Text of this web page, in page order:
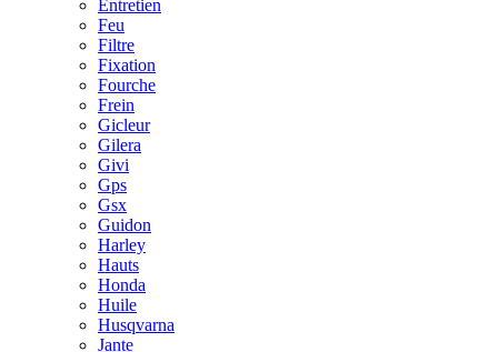
Entretien
Feu
Filtre
Fixation
Fourche
Frein
Gicleur
Gilera
Givi
Gps
Gsx
Guidon
Harley
Hauts
Honda
Huile
Husqvarna
Jante